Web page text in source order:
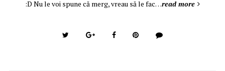
:D Nu le voi spune că merg, vreau să le fac…read more